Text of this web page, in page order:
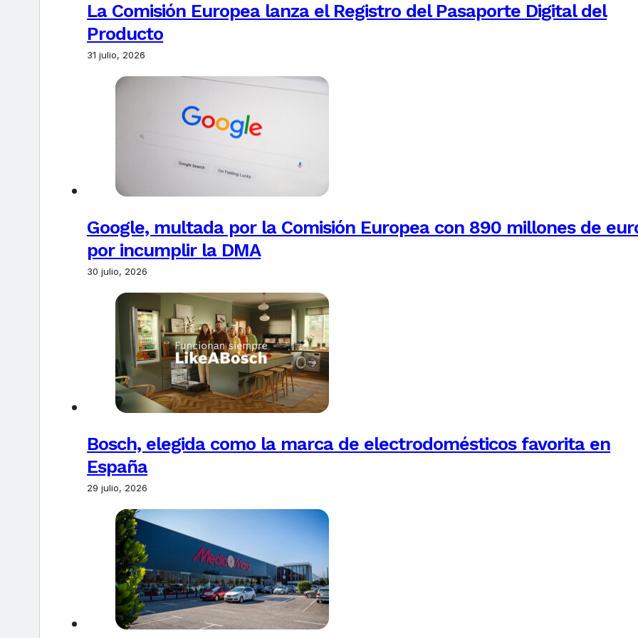
La Comisión Europea lanza el Registro del Pasaporte Digital del
Producto
31 julio, 2026
Google, multada por la Comisión Europea con 890 millones de
por incumplir la DMA
30 julio, 2026
Bosch, elegida como la marca de electrodomésticos favorita en
España
29 julio, 2026